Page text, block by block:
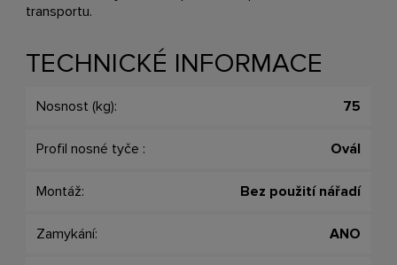
transportu.
TECHNICKÉ INFORMACE
Nosnost (kg): 75
Profil nosné tyče : Ovál
Montáž: Bez použití nářadí
Zamykání: ANO